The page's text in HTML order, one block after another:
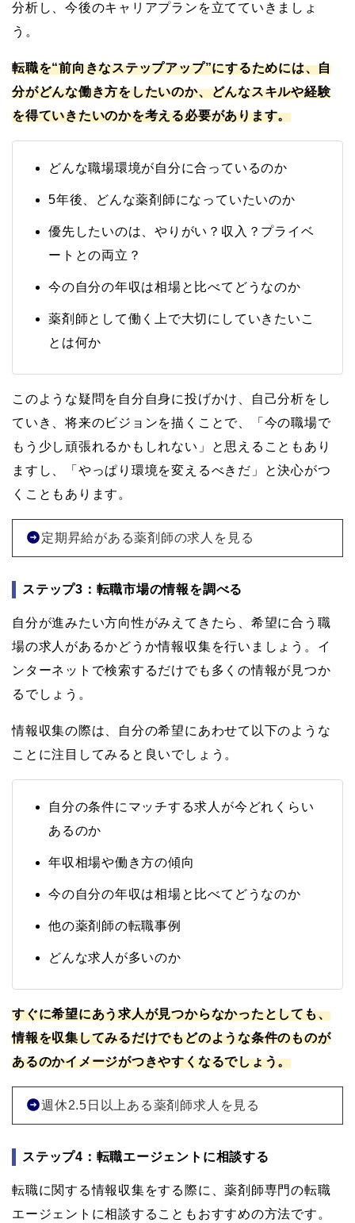
分析し、今後のキャリアプランを立てていきましょ
う。
転職を“前向きなステップアップ”にするためには、自
分がどんな働き方をしたいのか、どんなスキルや経験
を得ていきたいのかを考える必要があります。
どんな職場環境が自分に合っているのか
5年後、どんな薬剤師になっていたいのか
優先したいのは、やりがい？収入？プライベ
ートとの両立？
今の自分の年収は相場と比べてどうなのか
薬剤師として働く上で大切にしていきたいこ
とは何か
このような疑問を自分自身に投げかけ、自己分析をし
ていき、将来のビジョンを描くことで、「今の職場で
もう少し頑張れるかもしれない」と思えることもあり
ますし、「やっぱり環境を変えるべきだ」と決心がつ
くこともあります。
定期昇給がある薬剤師の求人を見る
ステップ3：転職市場の情報を調べる
自分が進みたい方向性がみえてきたら、希望に合う職
場の求人があるかどうか情報収集を行いましょう。イ
ンターネットで検索するだけでも多くの情報が見つか
るでしょう。
情報収集の際は、自分の希望にあわせて以下のような
ことに注目してみると良いでしょう。
自分の条件にマッチする求人が今どれくらい
あるのか
年収相場や働き方の傾向
今の自分の年収は相場と比べてどうなのか
他の薬剤師の転職事例
どんな求人が多いのか
すぐに希望にあう求人が見つからなかったとしても、
情報を収集してみるだけでもどのような条件のものが
あるのかイメージがつきやすくなるでしょう。
週休2.5日以上ある薬剤師求人を見る
ステップ4：転職エージェントに相談する
転職に関する情報収集をする際に、薬剤師専門の転職
エージェントに相談することもおすすめの方法です。